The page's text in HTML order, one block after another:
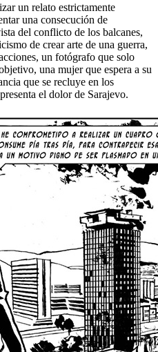
un relato estrictamente
una consecución de
del conflicto de los balcanes,
de crear arte de una guerra,
un fotógrafo que solo
una mujer que espera a su
que se recluye en los
el dolor de Sarajevo.